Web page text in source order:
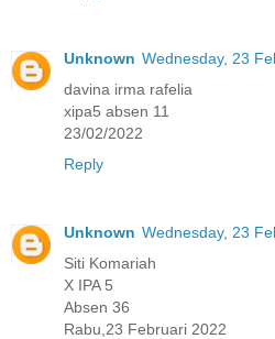
Unknown Wednesday, 23
davina irma rafelia
xipa5 absen 11
23/02/2022
Reply
Unknown Wednesday, 23
Siti Komariah
X IPA 5
Absen 36
Rabu,23 Februari 2022